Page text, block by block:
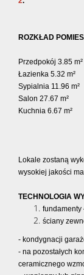
ROZKŁAD
Przedpokój 3.85 m²
Łazienka 5.32 m²
Sypialnia 11.96 m²
Salon 27.67 m²
Kuchnia 6.67 m²
Lokale zostaną
wysokiej jakości
TECHNOLOGIA
fundamenty
ściany
- kondygnacji
- na pozostałych
ceramicznego